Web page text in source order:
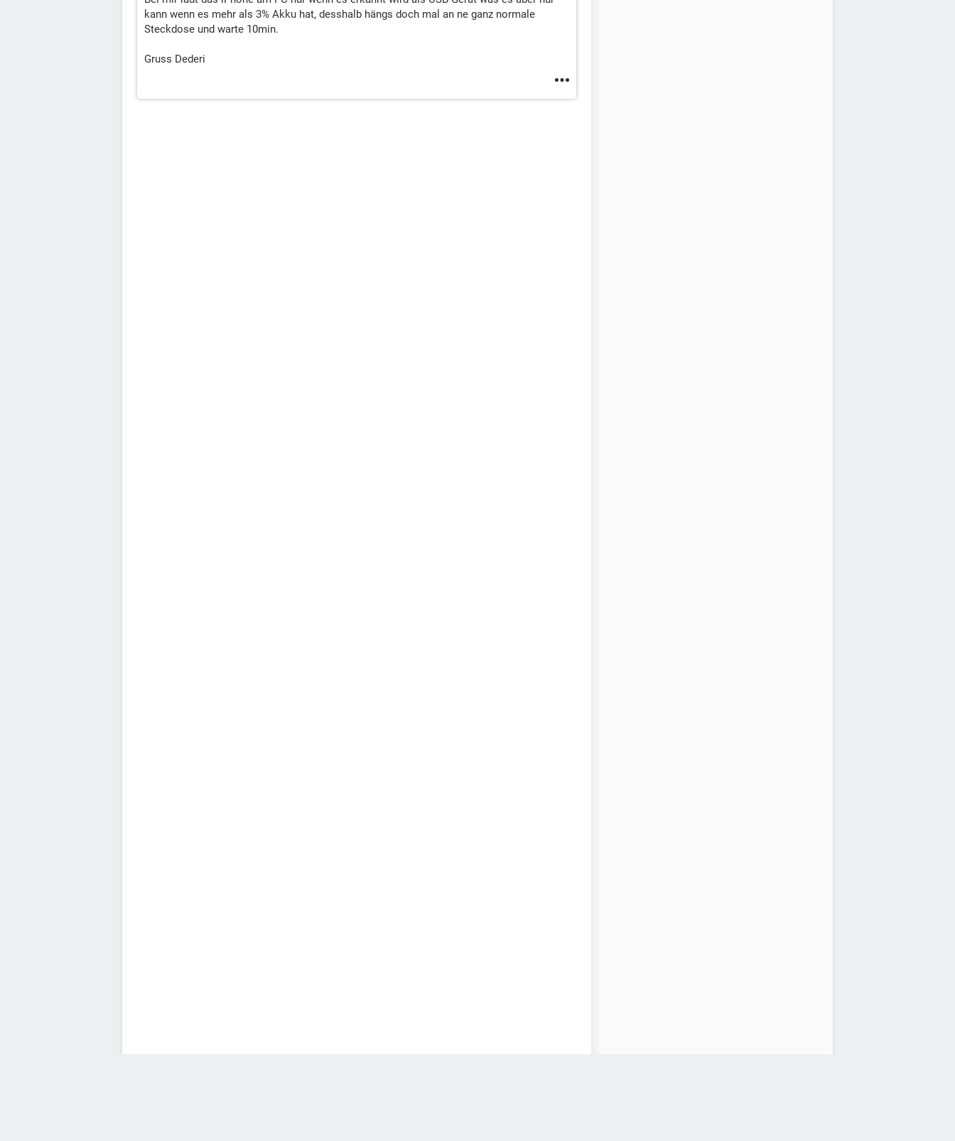
kann wenn es mehr als 3% Akku hat, desshalb hängs doch mal an ne ganz normale
Steckdose und warte 10min.
Gruss Dederi